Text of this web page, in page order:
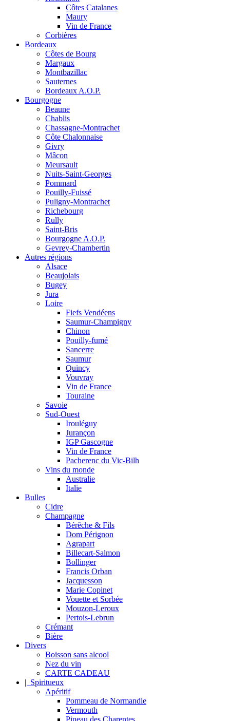
Côtes Catalanes
Maury
Vin de France
Corbières
Bordeaux
Côtes de Bourg
Margaux
Montbazillac
Sauternes
Bordeaux A.O.P.
Bourgogne
Beaune
Chablis
Chassagne-Montrachet
Côte Chalonnaise
Givry
Mâcon
Meursault
Nuits-Saint-Georges
Pommard
Pouilly-Fuissé
Puligny-Montrachet
Richebourg
Rully
Saint-Bris
Bourgogne A.O.P.
Gevrey-Chambertin
Autres régions
Alsace
Beaujolais
Bugey
Jura
Loire
Fiefs Vendéens
Saumur-Champigny
Chinon
Pouilly-fumé
Sancerre
Saumur
Quincy
Vouvray
Vin de France
Touraine
Savoie
Sud-Ouest
Irouléguy
Jurançon
IGP Gascogne
Vin de France
Pacherenc du Vic-Bilh
Vins du monde
Australie
Italie
Bulles
Cidre
Champagne
Bérêche & Fils
Dom Pérignon
Agrapart
Billecart-Salmon
Bollinger
Francis Orban
Jacquesson
Marie Copinet
Vouette et Sorbée
Mouzon-Leroux
Pertois-Lebrun
Crémant
Bière
Divers
Boisson sans alcool
Nez du vin
CARTE CADEAU
| Spiritueux
Apéritif
Pommeau de Normandie
Vermouth
Pineau des Charentes